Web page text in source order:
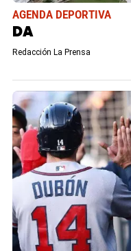
AGENDA DEPORTIVA
DA
Redacción La Prensa